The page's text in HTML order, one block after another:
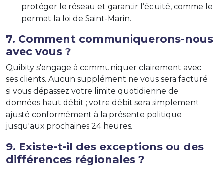
protéger le réseau et garantir l’équité, comme le
permet la loi de Saint-Marin.
7. Comment communiquerons-nous
avec vous ?
Quibity s'engage à communiquer clairement avec
ses clients. Aucun supplément ne vous sera facturé
si vous dépassez votre limite quotidienne de
données haut débit ; votre débit sera simplement
ajusté conformément à la présente politique
jusqu'aux prochaines 24 heures.
9. Existe-t-il des exceptions ou des
différences régionales ?